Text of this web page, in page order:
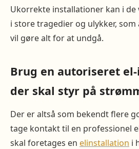
Ukorrekte installationer kan i
i store tragedier og ulykker,
vil gøre alt for at undgå.
Brug en autoriseret
der skal styr på
Der er altså som bekendt flere
tage kontakt til en professionel
skal foretages en elinstallation i